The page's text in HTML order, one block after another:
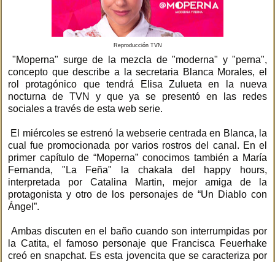
Reproducción TVN
"Moperna" surge de la mezcla de "moderna" y "perna",
concepto que describe a la secretaria Blanca Morales, el
rol protagónico que tendrá Elisa Zulueta en la nueva
nocturna de TVN y que ya se presentó en las redes
sociales a través de esta web serie.
El miércoles se estrenó la webserie centrada en Blanca, la
cual fue promocionada por varios rostros del canal. En el
primer capítulo de “Moperna” conocimos también a María
Fernanda, "La Feña" la chakala del happy hours,
interpretada por Catalina Martin, mejor amiga de la
protagonista y otro de los personajes de “Un Diablo con
Ángel”.
Ambas discuten en el baño cuando son interrumpidas por
la Catita, el famoso personaje que Francisca Feuerhake
creó en snapchat. Es esta jovencita que se caracteriza por